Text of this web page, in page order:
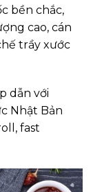
bền chắc,
cao, cán
trầy xước
dẫn với
Nhật Bản
fast